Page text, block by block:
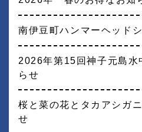
南伊豆町ハンマーヘッド
2026年第15回神子元島水
らせ
桜と菜の花とタカアシガ
せ